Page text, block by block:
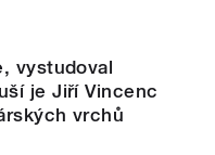
vystudoval
je Jiří Vincenc
vrchů